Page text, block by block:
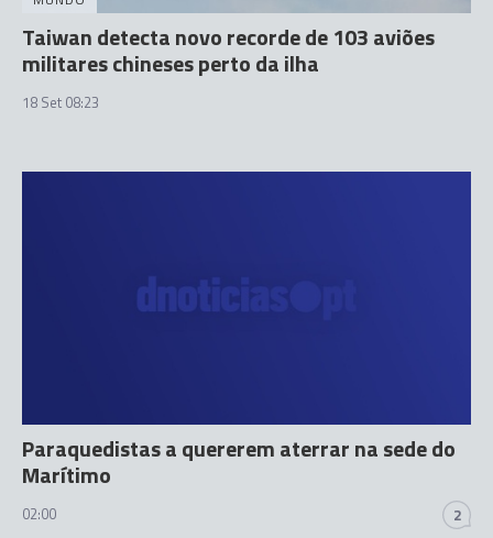
Taiwan detecta novo recorde de 103 aviões
militares chineses perto da ilha
18 Set 08:23
Paraquedistas a quererem aterrar na sede do
Marítimo
02:00 2